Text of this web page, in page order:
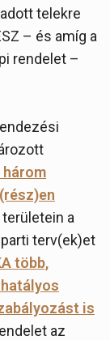
telekre
– és amíg a
rendelet –
három
területein a
terv(ek)et
több,
is
az